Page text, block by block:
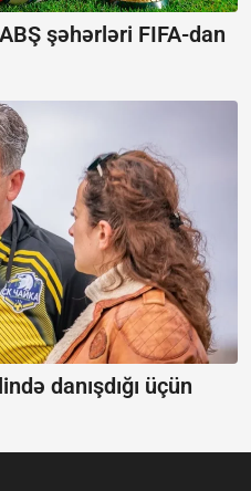
şəhərləri FIFA-dan
danışdığı üçün